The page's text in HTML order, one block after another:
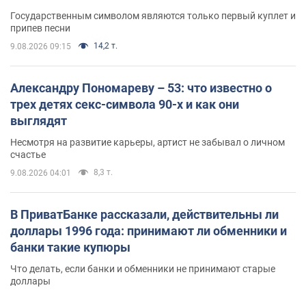
Государственным символом являются только первый куплет и
припев песни
9.08.2026 09:15 14,2 т.
Александру Пономареву – 53: что известно о
трех детях секс-символа 90-х и как они
выглядят
Несмотря на развитие карьеры, артист не забывал о личном
счастье
9.08.2026 04:01 8,3 т.
В ПриватБанке рассказали, действительны ли
доллары 1996 года: принимают ли обменники и
банки такие купюры
Что делать, если банки и обменники не принимают старые
доллары